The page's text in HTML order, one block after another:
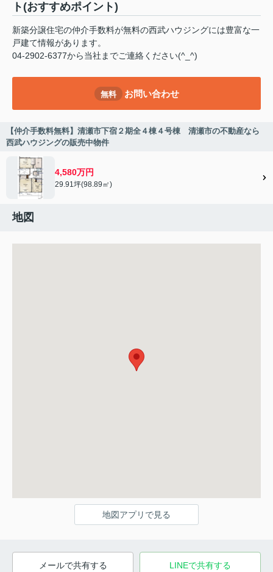
ト(おすすめポイント)
新築分譲住宅の仲介手数料が無料の西武ハウジングには豊富な一
戸建て情報があります。
04-2902-6377から当社までご連絡ください(^_^)
無料 お問い合わせ
【仲介手数料無料】清瀬市下宿２期全４棟４号棟 清瀬市の不動産なら
西武ハウジングの販売中物件
4,580万円
29.91坪(98.89㎡)
地図
地図アプリで見る
メールで共有する LINEで共有する